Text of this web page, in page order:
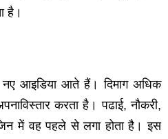
है।
आइडिया आते हैं। दिमाग अधिक
करता है। पढाई, नौकरी,
में वह पहले से लगा होता है। इस